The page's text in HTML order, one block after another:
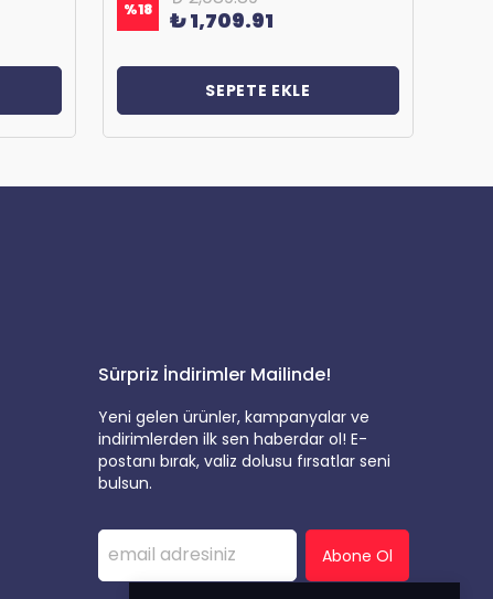
%18 ₺ 1,709.91
SEPETE EKLE
Sürpriz İndirimler Mailinde!
Yeni gelen ürünler, kampanyalar ve
indirimlerden ilk sen haberdar ol! E-
postanı bırak, valiz dolusu fırsatlar seni
bulsun.
Abone Ol